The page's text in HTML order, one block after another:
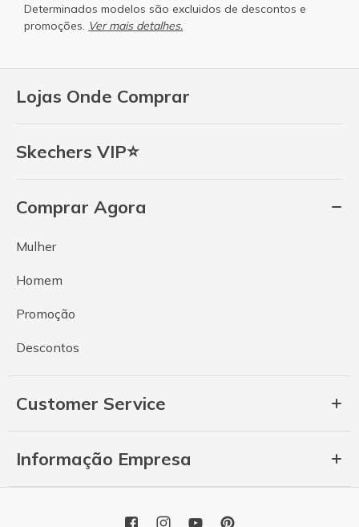
Lojas Onde Comprar
Skechers VIP⭐
Comprar Agora
Mulher
Homem
Promoção
Descontos
Customer Service
Informação Empresa
Determinados modelos são excluidos de descontos e
promoções. Ver mais detalhes.